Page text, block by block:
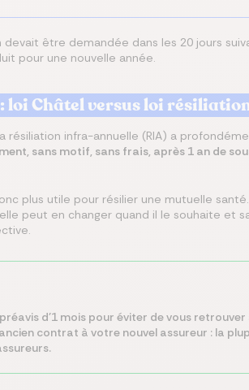
devait être demandée dans les 20 jours
pour une nouvelle année.
loi Châtel versus loi
résiliation infra-annuelle (RIA) a
sans motif, sans frais, après 1 an de
plus utile pour résilier une mutuelle
peut en changer quand il le souhaite et
d'1 mois pour éviter de vous
contrat à votre nouvel assureur : la